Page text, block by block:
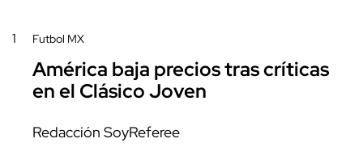
1 Futbol MX
América baja precios tras críticas
en el Clásico Joven
Redacción SoyReferee